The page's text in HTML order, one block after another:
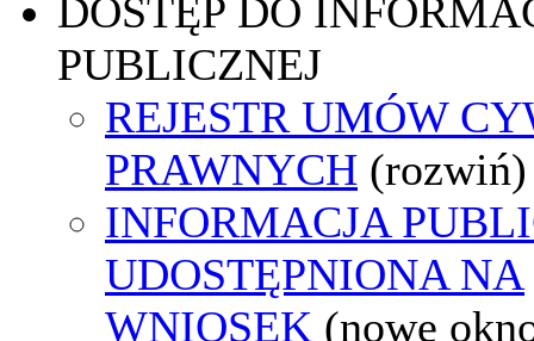
DOSTĘP DO
PUBLICZNEJ
REJESTR UMÓW
PRAWNYCH (rozwiń)
INFORMACJA
UDOSTĘPNIONA NA
WNIOSEK (nowe